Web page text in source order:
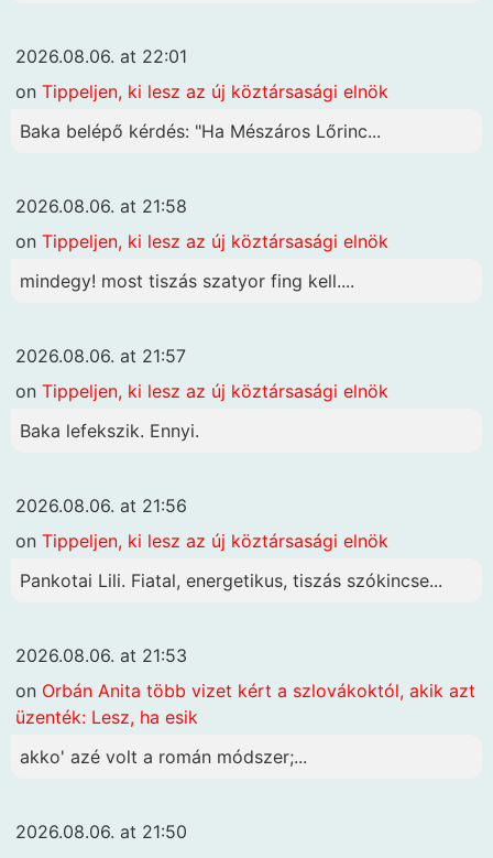
2026.08.06. at 22:01
on Tippeljen, ki lesz az új köztársasági elnök
Baka belépő kérdés: "Ha Mészáros Lőrinc...
2026.08.06. at 21:58
on Tippeljen, ki lesz az új köztársasági elnök
mindegy! most tiszás szatyor fing kell....
2026.08.06. at 21:57
on Tippeljen, ki lesz az új köztársasági elnök
Baka lefekszik. Ennyi.
2026.08.06. at 21:56
on Tippeljen, ki lesz az új köztársasági elnök
Pankotai Lili. Fiatal, energetikus, tiszás szókincse...
2026.08.06. at 21:53
on Orbán Anita több vizet kért a szlovákoktól, akik azt
üzenték: Lesz, ha esik
akko' azé volt a román módszer;...
2026.08.06. at 21:50